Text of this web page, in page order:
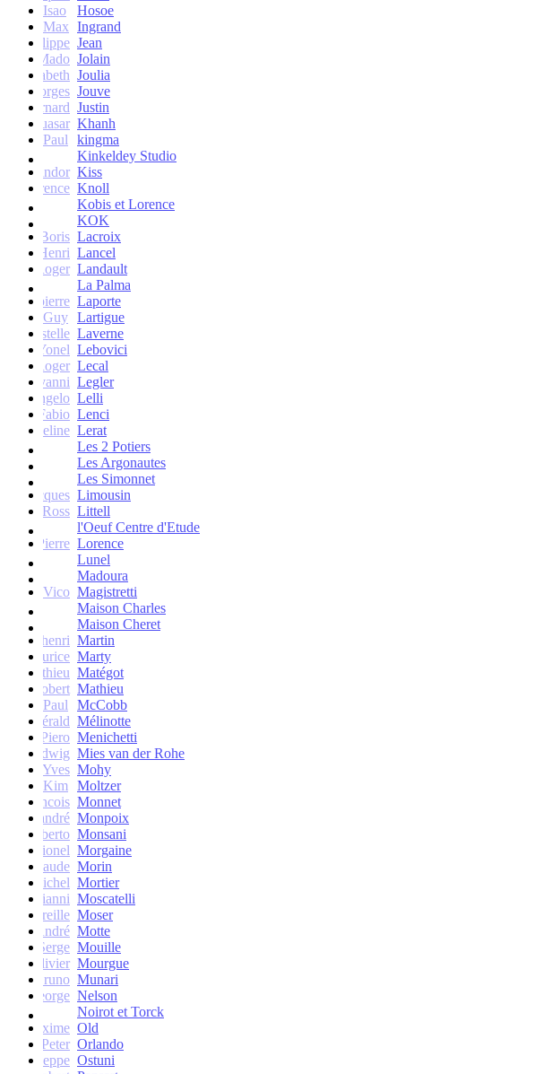
Isao
Hosoe
Max Ingrand
Philippe Jean
Mado Jolain
Elisabeth Joulia
Georges Jouve
Bernard Justin
Quasar Khanh
Paul
kingma
Kinkeldey Studio
Sandor Kiss
Florence Knoll
Kobis et Lorence
KOK
Jean-Boris Lacroix
Henri Lancel
Roger Landault
La Palma
Jean-pierre Laporte
Guy Lartigue
et Estelle Laverne
Yonel Lebovici
Roger Lecal
Giovanni Legler
Angelo Lelli
Fabio Lenci
Jacqueline Lerat
Les 2 Potiers
Les Argonautes
Les Simonnet
Jacques Limousin
Ross Littell
l'Oeuf Centre d'Etude
Jean-Pierre Lorence
Lunel
Madoura
Vico Magistretti
Maison Charles
Maison Cheret
henri Martin
Maurice Marty
Mathieu Matégot
Robert Mathieu
Paul
McCobb
Gérald Mélinotte
Piero Menichetti
Ludwig Mies van der Rohe
Yves Mohy
Kim
Moltzer
Francois Monnet
andré Monpoix
Roberto Monsani
Lionel Morgaine
Claude Morin
Michel Mortier
Gianni Moscatelli
Mireille Moser
André Motte
Serge Mouille
Olivier Mourgue
Bruno Munari
George Nelson
Noirot et Torck
Maxime Old
Peter Orlando
Giuseppe Ostuni